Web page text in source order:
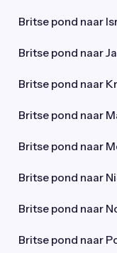
Britse pond naar
Britse pond naar
Britse pond naar
Britse pond naar
Britse pond naar
Britse pond naar
Britse pond naar
Britse pond naar